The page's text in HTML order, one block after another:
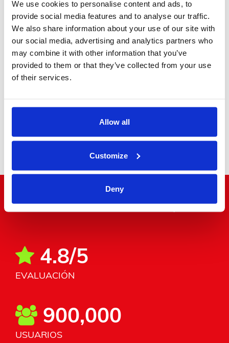
We use cookies to personalise content and ads, to
provide social media features and to analyse our traffic.
We also share information about your use of our site with
our social media, advertising and analytics partners who
may combine it with other information that you’ve
provided to them or that they’ve collected from your use
of their services.
Allow all
Customize
Deny
Ejecutivo MPV
Minibús
"El mundo a la vuelta de la esquina"
4.8/5
EVALUACIÓN
900,000
USUARIOS